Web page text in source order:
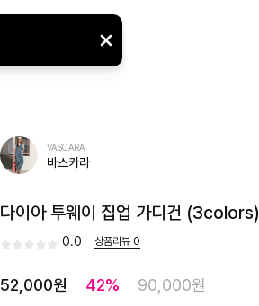
VASCARA
바스카라
다이아 투웨이 집업 가디건 (3colors)
0.0 상품리뷰 0
52,000원 42%
90,000원